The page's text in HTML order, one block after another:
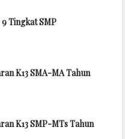
Tingkat SMP
K13 SMA-MA Tahun
K13 SMP-MTs Tahun